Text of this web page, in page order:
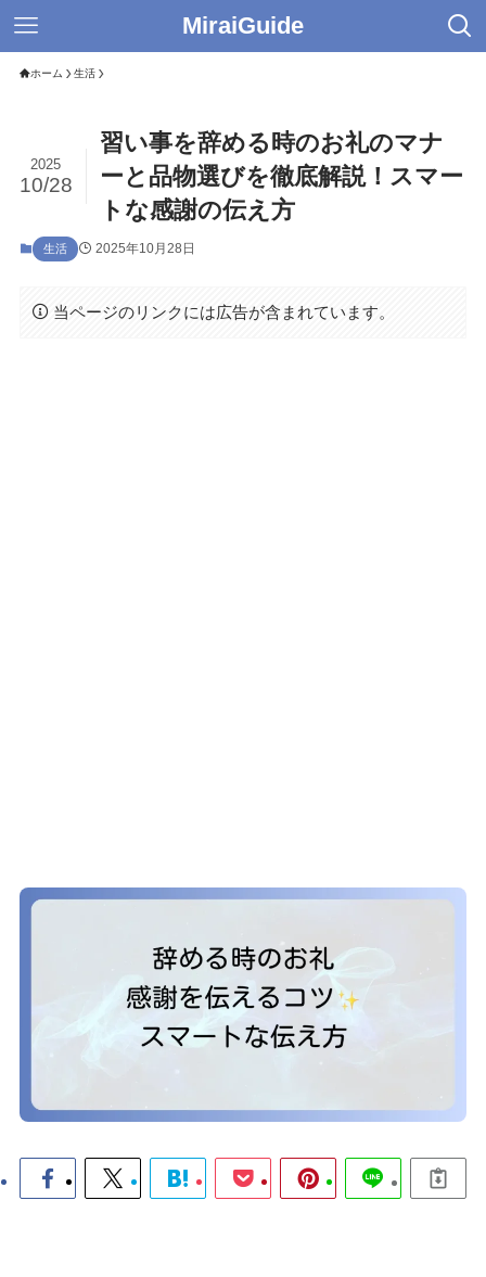
MiraiGuide
ホーム 生活
習い事を辞める時のお礼のマナ
ーと品物選びを徹底解説！スマー
トな感謝の伝え方
2025
10/28
生活 2025年10月28日
当ページのリンクには広告が含まれています。